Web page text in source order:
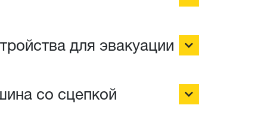
для эвакуации
со сцепкой